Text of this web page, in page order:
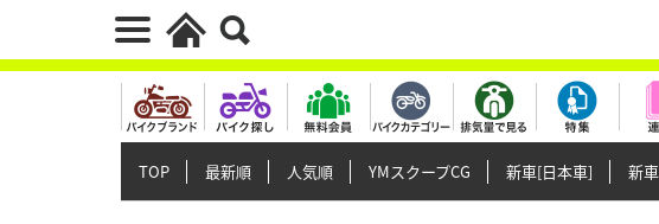
TOP 最新順 人気順 YMスクープCG 新車[日本車] 新